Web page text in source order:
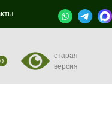
0
старая
версия